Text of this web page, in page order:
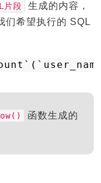
片段
生成的内容，
们希望执行的 SQL
函数生成的